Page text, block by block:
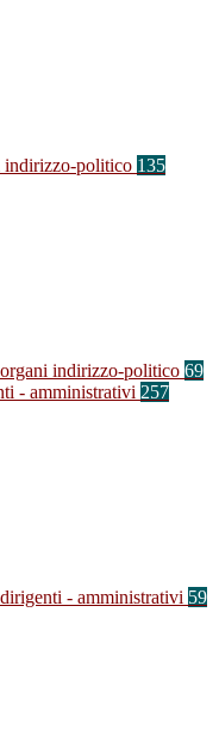
indirizzo-politico 135
indirizzo-politico 69
- amministrativi 257
- amministrativi 59